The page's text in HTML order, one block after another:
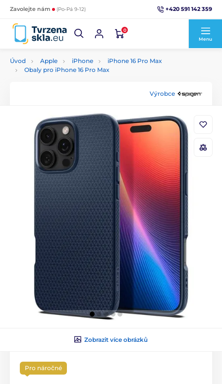
Zavolejte nám (Po-Pá 9-12) +420 591 142 359
0
Menu
Úvod Apple iPhone
iPhone 16 Pro Max
Obaly pro iPhone 16 Pro Max
Výrobce
Zobrazit více obrázků
Pro náročné